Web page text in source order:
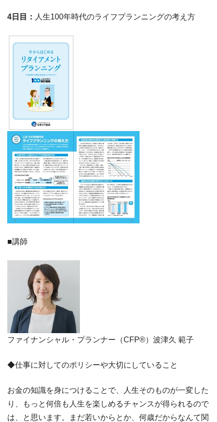
4 日目： 人生100年時代のライフプランニングの考え方
■講師
ファイナンシャル・プランナー（CFP®）波津久 範子
◆仕事に対してのポリシーや大切にしていること
お金の知識を身につけることで、人生そのものが一変した
り、もっと何倍も人生を楽しめるチャンスが得られるので
は、と思います。まだ若いからとか、何歳だからなんて関